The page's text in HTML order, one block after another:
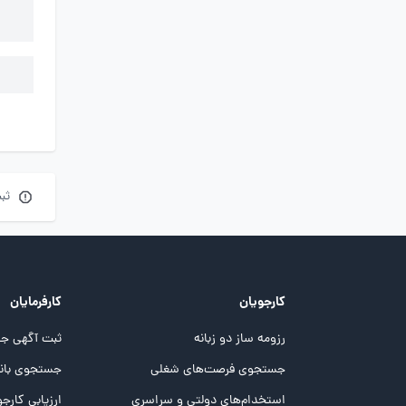
کارجویان
رزومه ساز دو زبانه
جستجوی فرصت‌های شغلی
استخدام‌های دولتی و سراسری
کارفرمایان
ثبت آگهی
جستجوی
ارزیابی